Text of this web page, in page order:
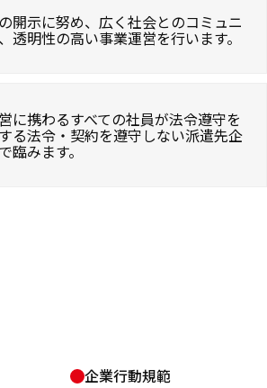
開示に努め、広く社会とのコミュニ
透明性の高い事業運営を行います。
に携わるすべての社員が法令遵守を
る法令・契約を遵守しない派遣先企
臨みます。
企業行動規範